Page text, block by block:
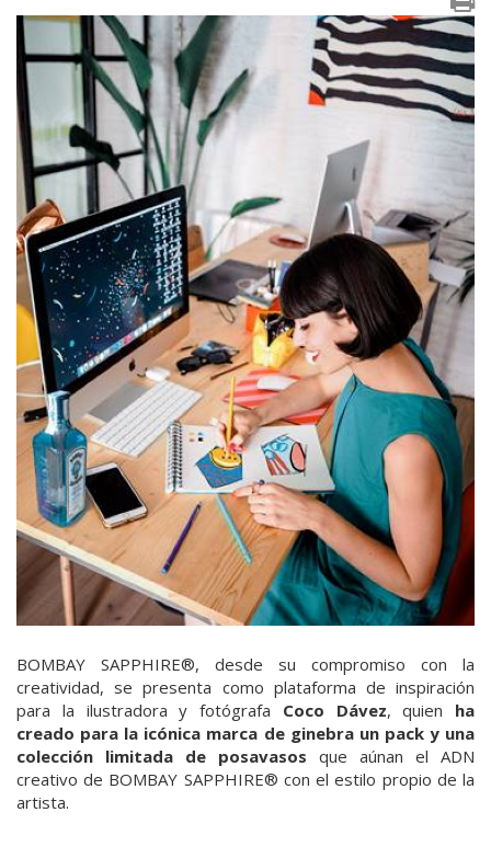
BOMBAY SAPPHIRE®, desde su compromiso con la
creatividad, se presenta como plataforma de inspiración
para la ilustradora y fotógrafa Coco Dávez, quien ha
creado para la icónica marca de ginebra un pack y una
colección limitada de posavasos que aúnan el ADN
creativo de BOMBAY SAPPHIRE® con el estilo propio de la
artista.